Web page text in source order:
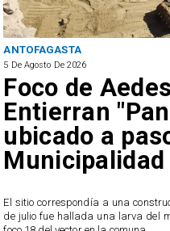
ANTOFAGASTA
5 De Agosto De 2026
Foco de
Entierran
ubicado a
El sitio correspondía a una
de julio fue hallada una larva del